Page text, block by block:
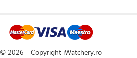
© 2026 - Copyright iWatchery.ro